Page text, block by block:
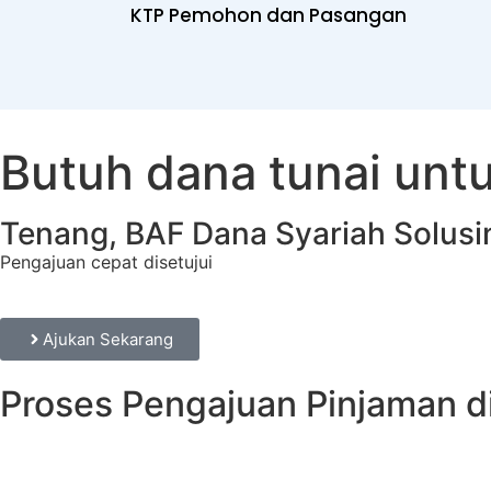
KTP Pemohon dan Pasangan
Butuh dana tunai
Tenang, BAF Dana Syariah
Pengajuan cepat disetujui
Ajukan Sekarang
Proses Pengajuan Pinjaman